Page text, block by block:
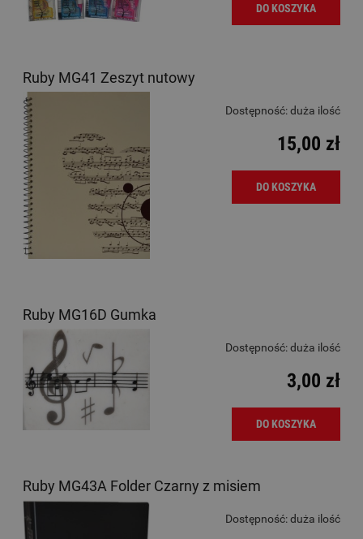
DO KOSZYKA
Ruby MG41 Zeszyt nutowy
Dostępność:duża ilość
15,00 zł
DO KOSZYKA
Ruby MG16D Gumka
Dostępność:duża ilość
3,00 zł
DO KOSZYKA
Ruby MG43A Folder Czarny z misiem
Dostępność:duża ilość